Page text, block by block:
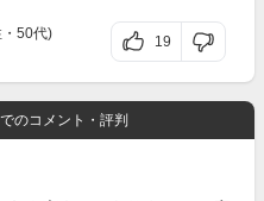
50代)
19
でのコメント・評判